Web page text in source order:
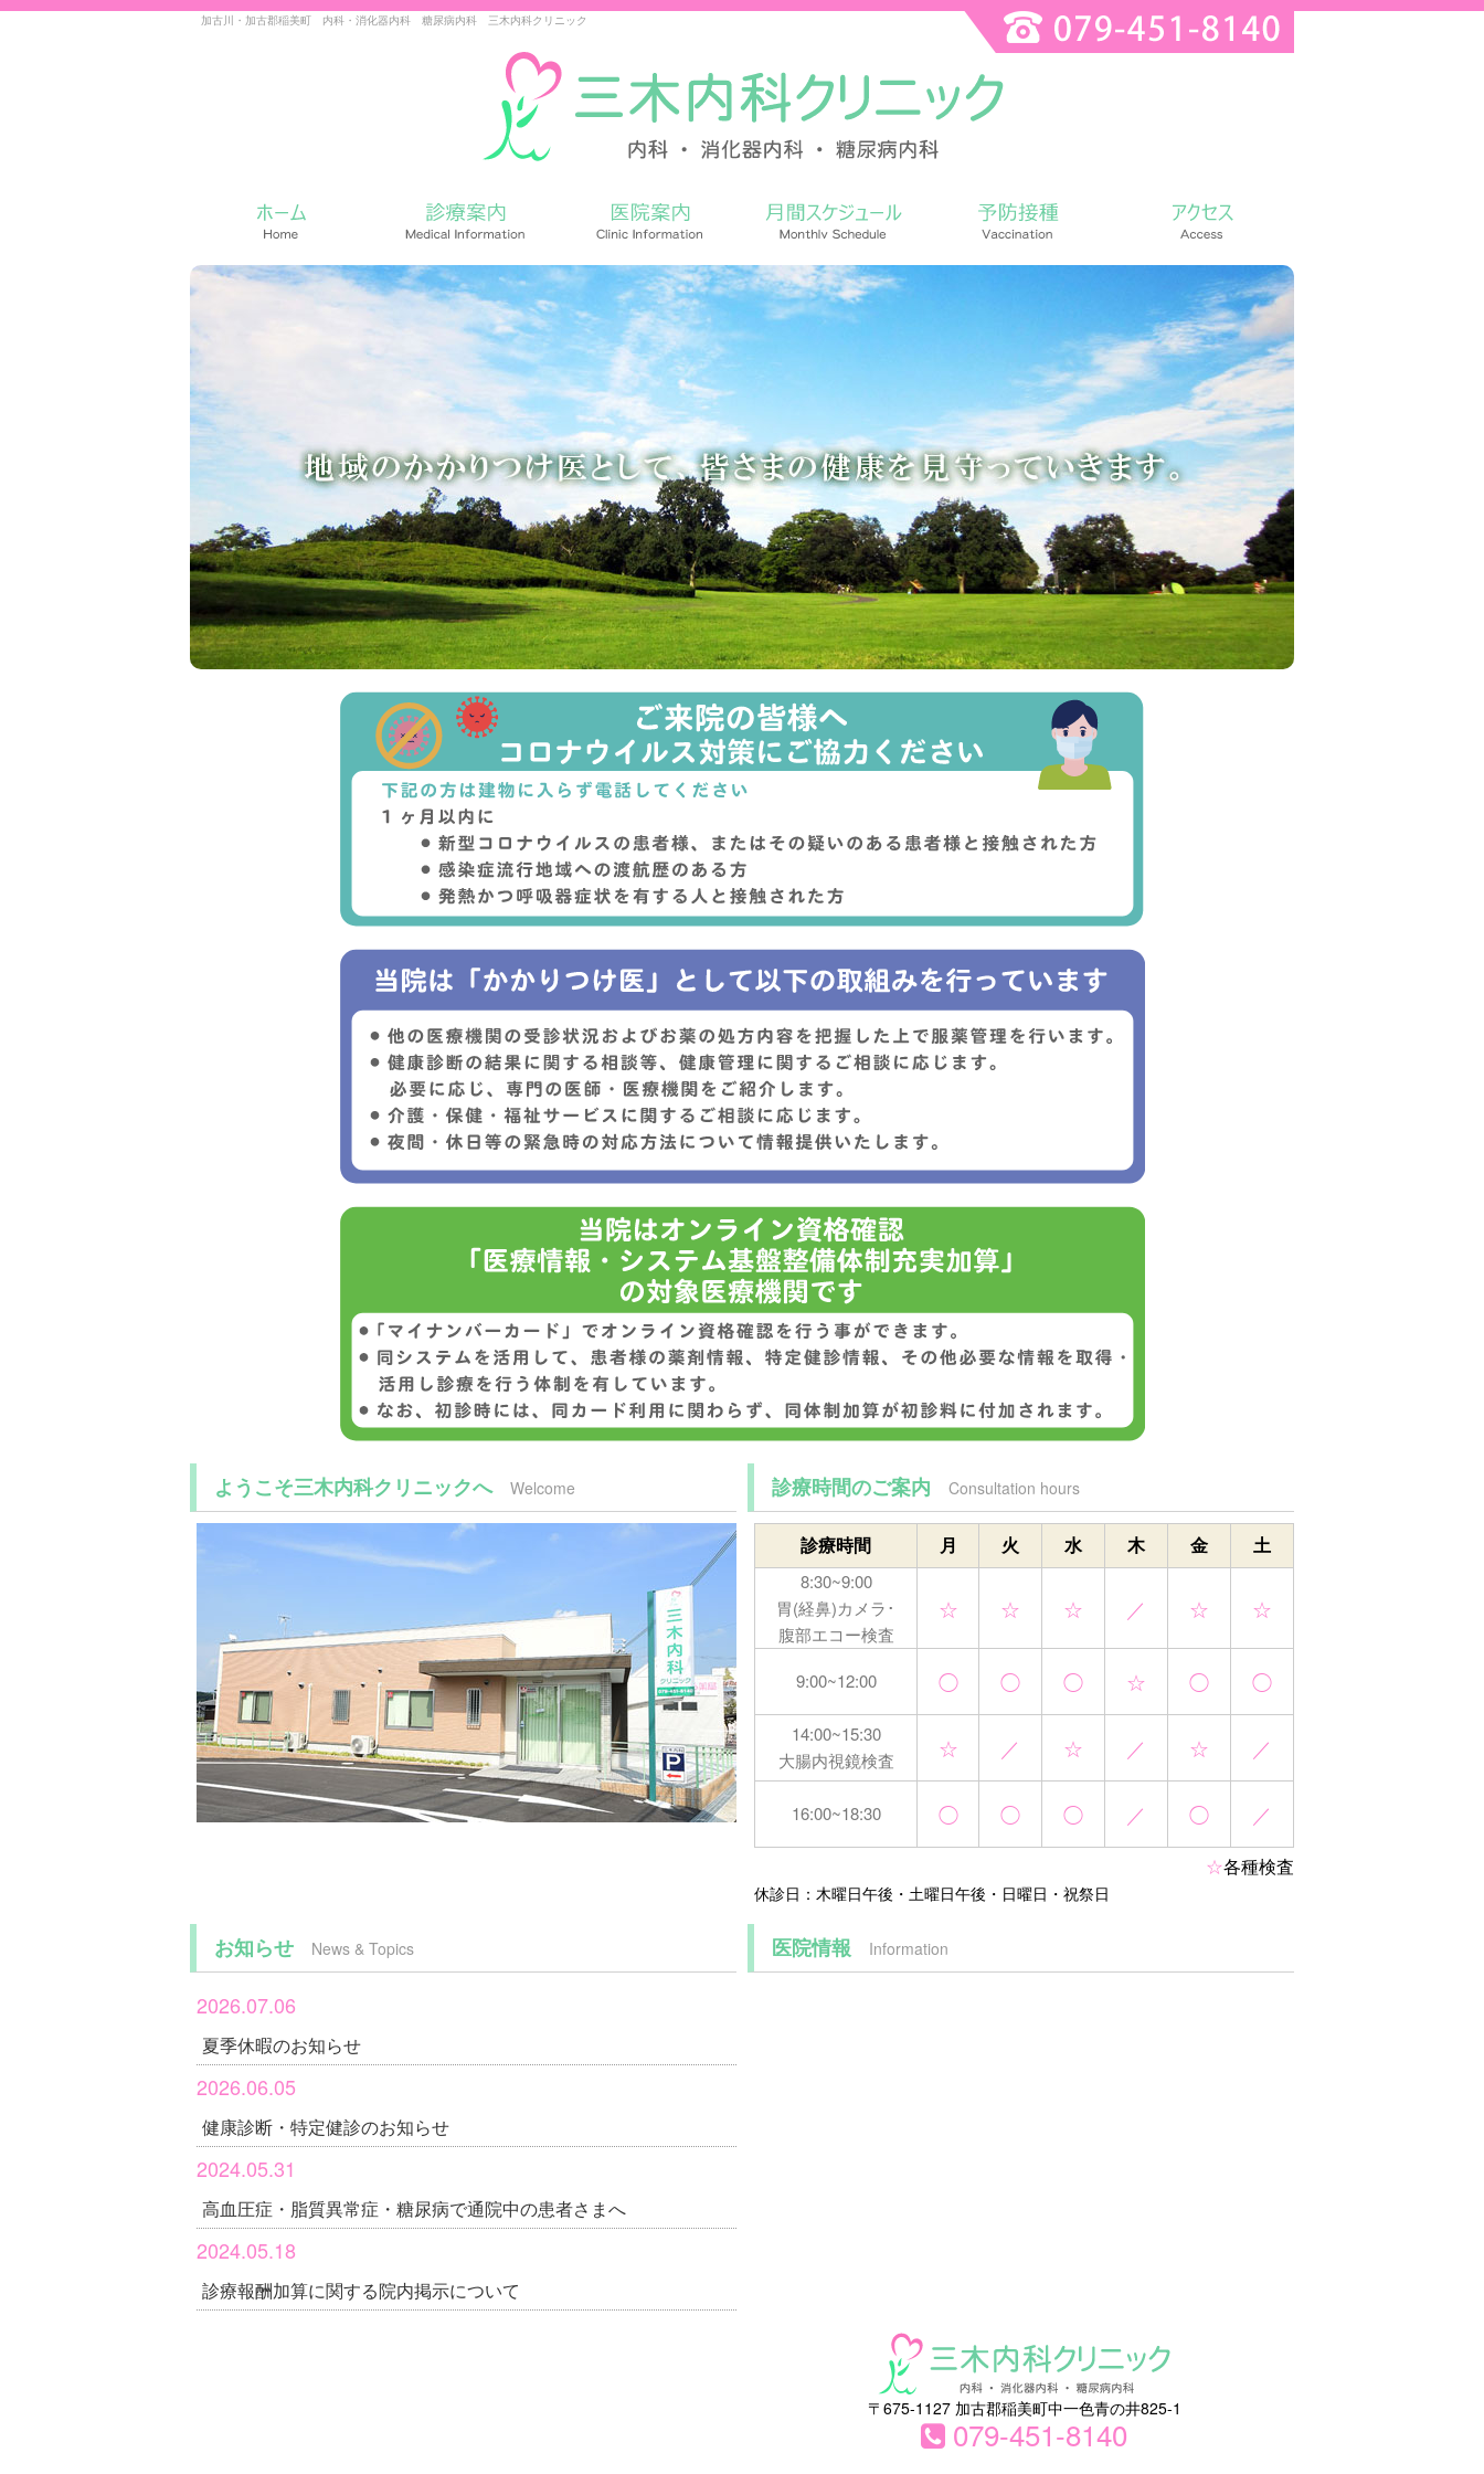
加古川・加古郡稲美町 内科・消化器内科 糖尿病内科 三木内科クリニック
ようこそ三木内科クリニックへ Welcome 診療時間のご案内 Consultation hours
診療時間 月 火 水 木 金 土
8:30~9:00
胃(経鼻)カメラ･
腹部エコー検査
☆ ☆ ☆ ／ ☆ ☆
9:00~12:00 ◯ ◯ ◯ ☆ ◯ ◯
14:00~15:30
大腸内視鏡検査
☆ ／ ☆ ／ ☆ ／
16:00~18:30 ◯ ◯ ◯ ／ ◯ ／
☆各種検査
休診日：木曜日午後・土曜日午後・日曜日・祝祭日
お知らせ News & Topics
2026.07.06
夏季休暇のお知らせ
2026.06.05
健康診断・特定健診のお知らせ
2024.05.31
高血圧症・脂質異常症・糖尿病で通院中の患者さまへ
2024.05.18
診療報酬加算に関する院内掲示について
医院情報 Information
〒675-1127 加古郡稲美町中一色青の井825-1
079-451-8140